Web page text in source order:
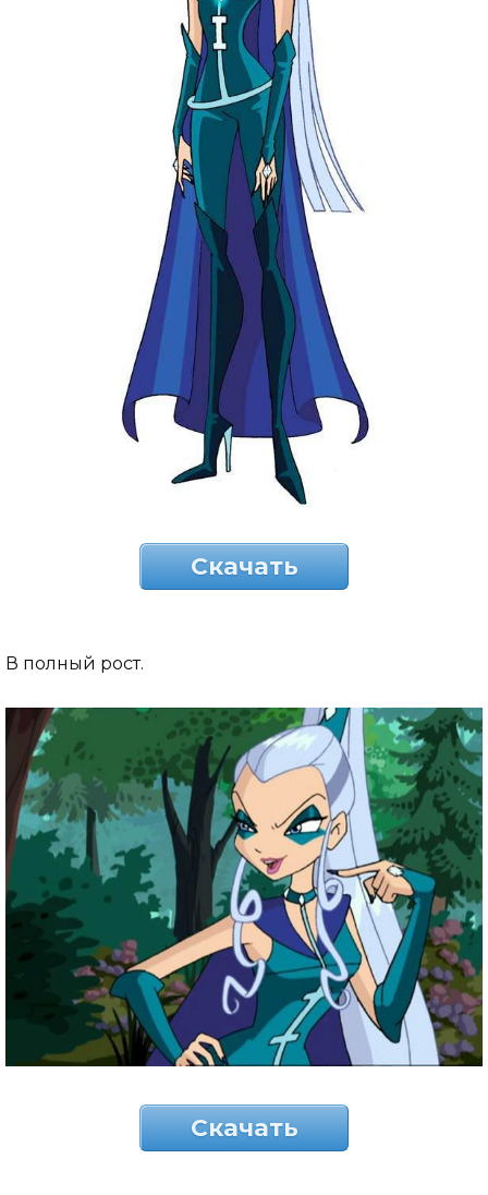
Скачать
В полный рост.
Скачать